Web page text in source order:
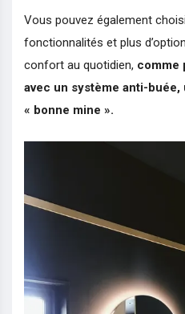
Vous pouvez également
fonctionnalités et plus
confort au quotidien, comme
avec un système anti-
« bonne mine ».